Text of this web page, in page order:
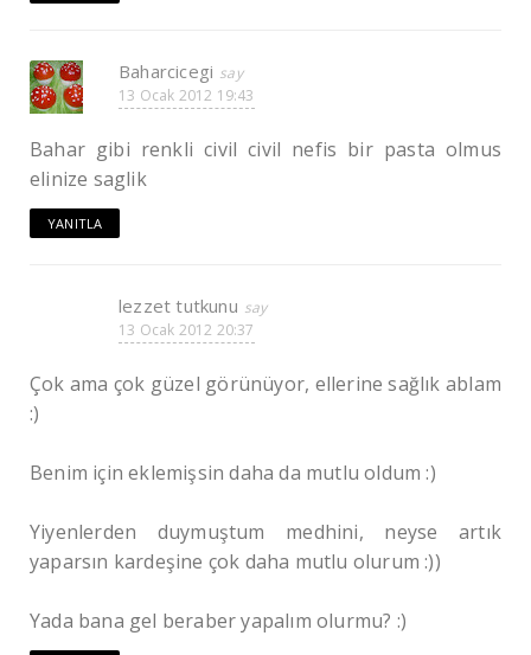
Baharcicegi
13 Ocak 2012 19:43
Bahar gibi renkli civil civil nefis bir pasta olmus
elinize saglik
YANITLA
lezzet tutkunu
13 Ocak 2012 20:37
Çok ama çok güzel görünüyor, ellerine sağlık ablam
:)
Benim için eklemişsin daha da mutlu oldum :)
Yiyenlerden duymuştum medhini, neyse artık
yaparsın kardeşine çok daha mutlu olurum :))
Yada bana gel beraber yapalım olurmu? :)